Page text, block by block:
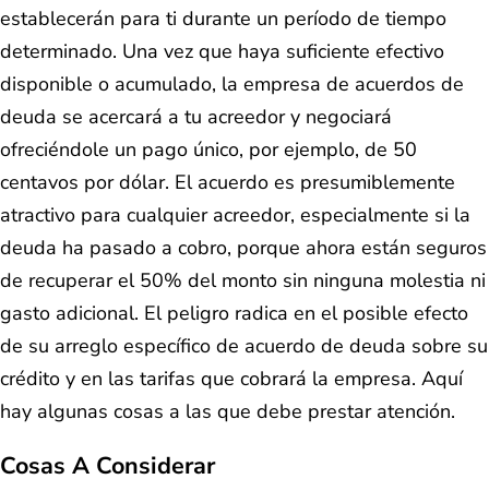
establecerán para ti durante un período de tiempo
determinado. Una vez que haya suficiente efectivo
disponible o acumulado, la empresa de acuerdos de
deuda se acercará a tu acreedor y negociará
ofreciéndole un pago único, por ejemplo, de 50
centavos por dólar. El acuerdo es presumiblemente
atractivo para cualquier acreedor, especialmente si la
deuda ha pasado a cobro, porque ahora están seguros
de recuperar el 50% del monto sin ninguna molestia ni
gasto adicional. El peligro radica en el posible efecto
de su arreglo específico de acuerdo de deuda sobre su
crédito y en las tarifas que cobrará la empresa. Aquí
hay algunas cosas a las que debe prestar atención.
Cosas A Considerar